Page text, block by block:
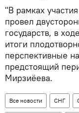
"В рамках
провел
государств, в
итоги
перспективные
предстоящий
Мирзиёева.
Все новости СНГ